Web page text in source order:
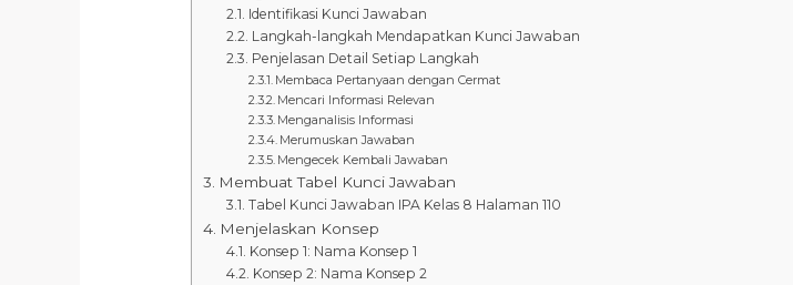
Identifikasi Kunci Jawaban
Langkah-langkah Mendapatkan Kunci Jawaban
Penjelasan Detail Setiap Langkah
Membaca Pertanyaan dengan Cermat
Mencari Informasi Relevan
Menganalisis Informasi
Merumuskan Jawaban
Mengecek Kembali Jawaban
Membuat Tabel Kunci Jawaban
Tabel Kunci Jawaban IPA Kelas 8 Halaman 110
Menjelaskan Konsep
Konsep 1: Nama Konsep 1
Konsep 2: Nama Konsep 2